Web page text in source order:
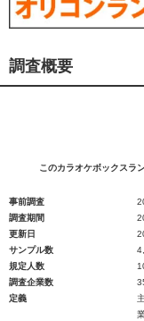
調査概要
このカラオケボックスラ
事前調査
調査期間
更新日
サンプル数
規定人数
調査企業数
定義